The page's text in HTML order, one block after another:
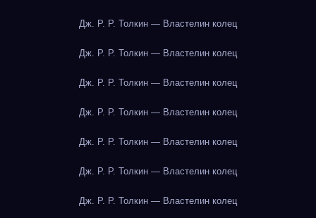
Дж. Р. Р. Толкин — Властелин колец
Дж. Р. Р. Толкин — Властелин колец
Дж. Р. Р. Толкин — Властелин колец
Дж. Р. Р. Толкин — Властелин колец
Дж. Р. Р. Толкин — Властелин колец
Дж. Р. Р. Толкин — Властелин колец
Дж. Р. Р. Толкин — Властелин колец